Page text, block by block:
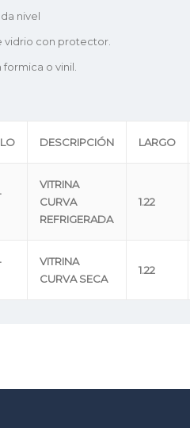
nivel
vidrio con protector.
o vinil.
DESCRIPCIÓN LARGO
VITRINA
CURVA
REFRIGERADA
1.22
VITRINA
CURVA SECA
1.22